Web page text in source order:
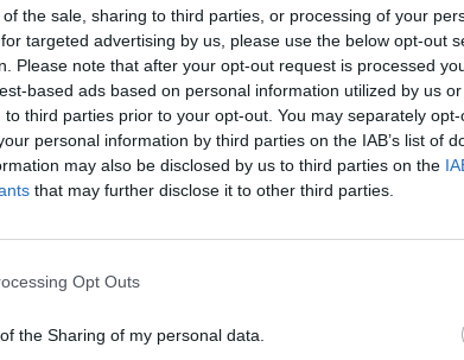
the sale, sharing to third parties, or processing of your
targeted advertising by us, please use the below opt-out
Please note that after your opt-out request is processed
based ads based on personal information utilized by us
to third parties prior to your opt-out. You may separately
personal information by third parties on the IAB’s list of
may also be disclosed by us to third parties on the
that may further disclose it to other third parties.
Opt Outs
the Sharing of my personal data.
iššūkio
„Žalgirio“ lyderis nėra